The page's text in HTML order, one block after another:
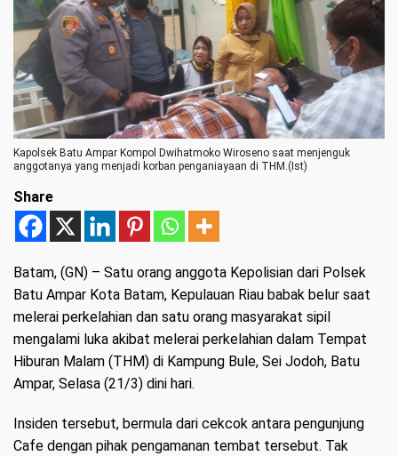
Kapolsek Batu Ampar Kompol Dwihatmoko Wiroseno saat menjenguk
anggotanya yang menjadi korban penganiayaan di THM.(Ist)
Share
Batam, (GN) – Satu orang anggota Kepolisian dari Polsek
Batu Ampar Kota Batam, Kepulauan Riau babak belur saat
melerai perkelahian dan satu orang masyarakat sipil
mengalami luka akibat melerai perkelahian dalam Tempat
Hiburan Malam (THM) di Kampung Bule, Sei Jodoh, Batu
Ampar, Selasa (21/3) dini hari.
Insiden tersebut, bermula dari cekcok antara pengunjung
Cafe dengan pihak pengamanan tembat tersebut. Tak